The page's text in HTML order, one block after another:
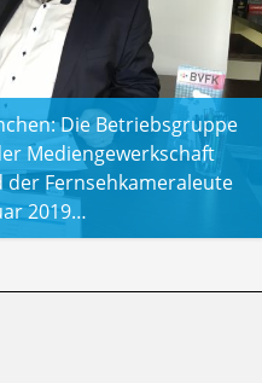
Die Betriebsgruppe
Mediengewerkschaft
der Fernsehkameraleute
2019…